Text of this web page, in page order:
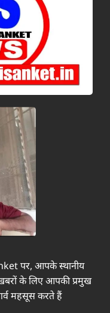
पर, आपके स्थानीय
के लिए आपकी प्रमुख
महसूस करते हैं